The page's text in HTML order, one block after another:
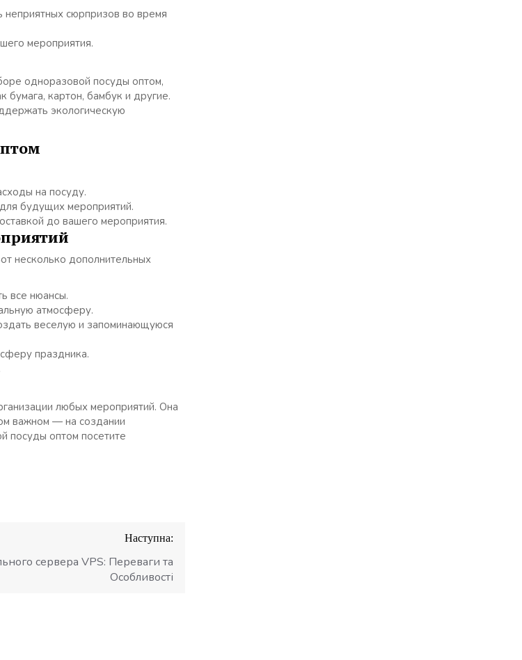
сюрпризов во время
мероприятия.
одноразовой посуды оптом,
бумага, картон, бамбук и другие.
экологическую
на посуду.
будущих мероприятий.
до вашего мероприятия.
несколько дополнительных
все нюансы.
атмосферу.
веселую и запоминающуюся
праздника.
любых мероприятий. Она
важном — на создании
посуды оптом посетите
Наступна:
сервера VPS: Переваги та
Особливості